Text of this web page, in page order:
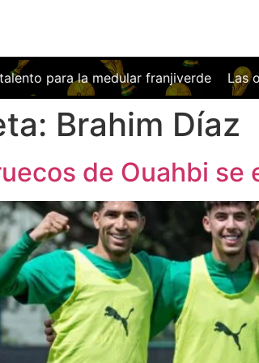
franjiverde Las obras del nuevo
Brahim Díaz
de Ouahbi se